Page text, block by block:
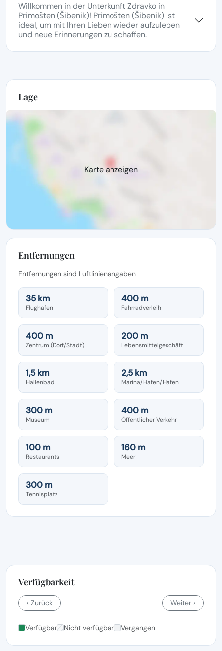
Willkommen in der Unterkunft Zdravko in
Primošten (Šibenik)! Primošten (Šibenik) ist
ideal, um mit Ihren Lieben wieder aufzuleben
und neue Erinnerungen zu schaffen.
Lage
Karte anzeigen
Entfernungen
Entfernungen sind Luftlinienangaben
35 km
Flughafen
400 m
Fahrradverleih
400 m
Zentrum (Dorf/Stadt)
200 m
Lebensmittelgeschäft
1,5 km
Hallenbad
2,5 km
Marina/Hafen/Hafen
300 m
Museum
400 m
Öffentlicher Verkehr
100 m
Restaurants
160 m
Meer
300 m
Tennisplatz
Verfügbarkeit
‹ Zurück Weiter ›
Verfügbar Nicht verfügbar Vergangen